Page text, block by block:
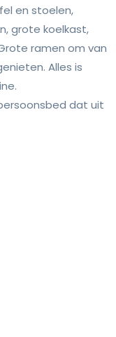
en stoelen,
grote koelkast,
ramen om van
Alles is
dat uit